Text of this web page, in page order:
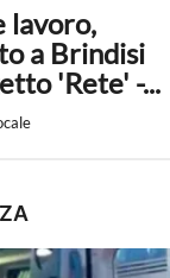
lavoro,
a Brindisi
'Rete' -...